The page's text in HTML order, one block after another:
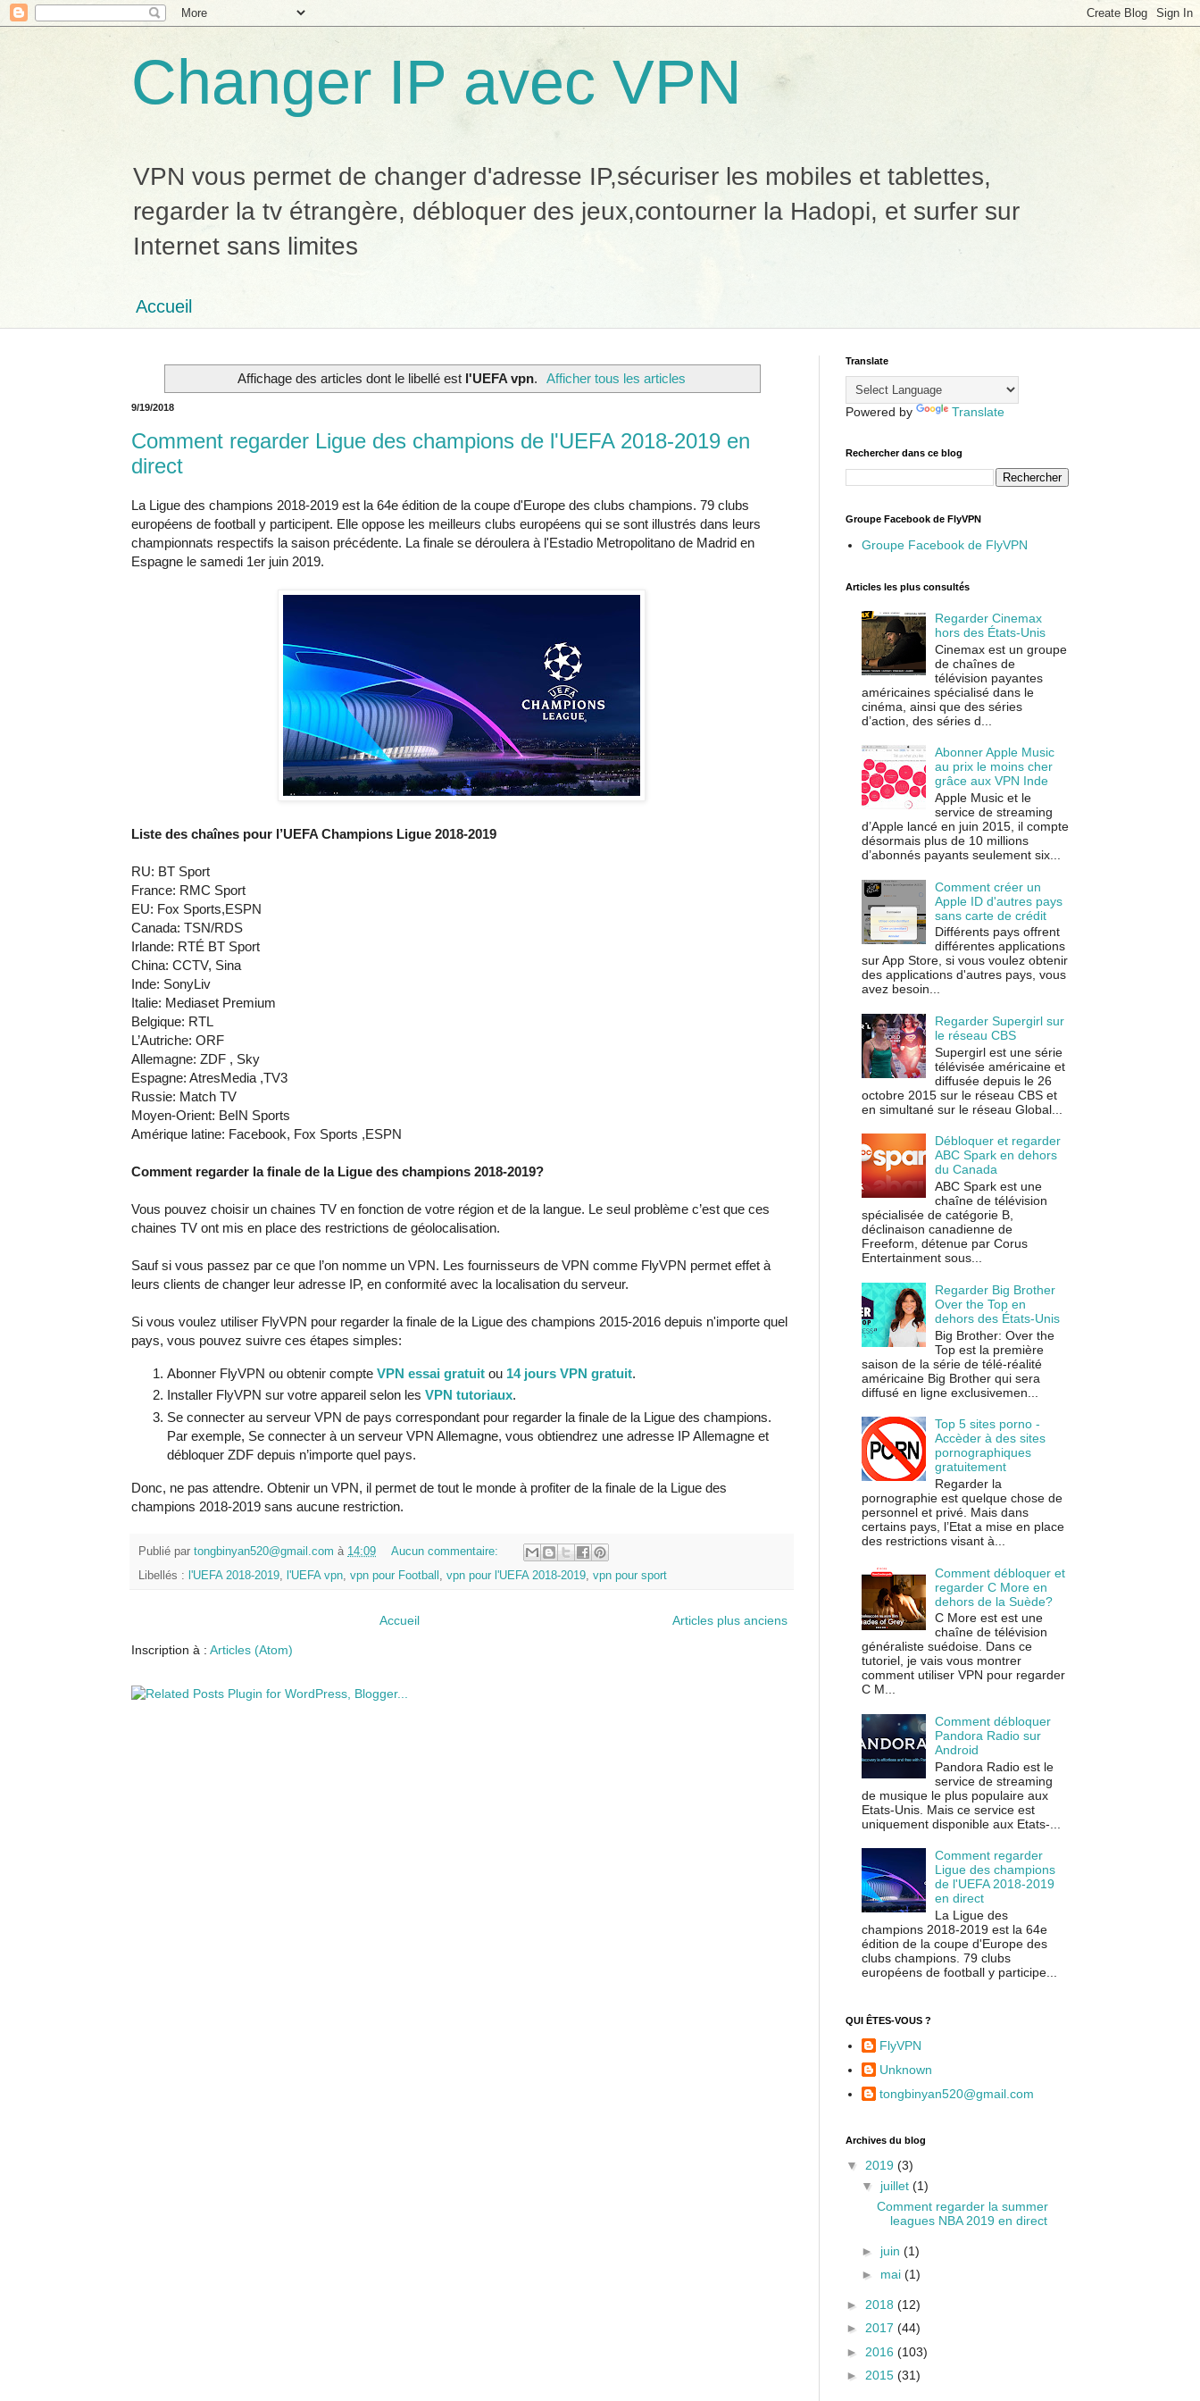
Changer IP avec VPN
VPN vous permet de changer d'adresse IP,sécuriser les mobiles et tablettes,
regarder la tv étrangère, débloquer des jeux,contourner la Hadopi, et surfer sur
Internet sans limites
Accueil
Affichage des articles dont le libellé est l'UEFA vpn. Afficher tous les articles
9/19/2018
Comment regarder Ligue des champions de l'UEFA 2018-2019 en
direct
La Ligue des champions 2018-2019 est la 64e édition de la coupe d'Europe des clubs champions. 79 clubs
européens de football y participent. Elle oppose les meilleurs clubs européens qui se sont illustrés dans leurs
championnats respectifs la saison précédente. La finale se déroulera à l'Estadio Metropolitano de Madrid en
Espagne le samedi 1er juin 2019.
Liste des chaînes pour l’UEFA Champions Ligue 2018-2019
RU: BT Sport
France: RMC Sport
EU: Fox Sports,ESPN
Canada: TSN/RDS
Irlande: RTÉ BT Sport
China: CCTV, Sina
Inde: SonyLiv
Italie: Mediaset Premium
Belgique: RTL
L’Autriche: ORF
Allemagne: ZDF , Sky
Espagne: AtresMedia ,TV3
Russie: Match TV
Moyen-Orient: BeIN Sports
Amérique latine: Facebook, Fox Sports ,ESPN
Comment regarder la finale de la Ligue des champions 2018-2019?
Vous pouvez choisir un chaines TV en fonction de votre région et de la langue. Le seul problème c’est que ces
chaines TV ont mis en place des restrictions de géolocalisation.
Sauf si vous passez par ce que l’on nomme un VPN. Les fournisseurs de VPN comme FlyVPN permet effet à
leurs clients de changer leur adresse IP, en conformité avec la localisation du serveur.
Si vous voulez utiliser FlyVPN pour regarder la finale de la Ligue des champions 2015-2016 depuis n'importe quel
pays, vous pouvez suivre ces étapes simples:
Abonner FlyVPN ou obtenir compte VPN essai gratuit ou 14 jours VPN gratuit.
Installer FlyVPN sur votre appareil selon les VPN tutoriaux.
Se connecter au serveur VPN de pays correspondant pour regarder la finale de la Ligue des champions.
Par exemple, Se connecter à un serveur VPN Allemagne, vous obtiendrez une adresse IP Allemagne et
débloquer ZDF depuis n’importe quel pays.
Donc, ne pas attendre. Obtenir un VPN, il permet de tout le monde à profiter de la finale de la Ligue des
champions 2018-2019 sans aucune restriction.
Publié par tongbinyan520@gmail.com à 14:09
Aucun commentaire:
Libellés : l'UEFA 2018-2019, l'UEFA vpn, vpn pour Football , vpn pour l'UEFA 2018-2019, vpn pour sport
Articles plus anciens
Accueil
Inscription à : Articles (Atom)
Translate
Powered by Translate
Rechercher dans ce blog
Groupe Facebook de FlyVPN
Groupe Facebook de FlyVPN
Articles les plus consultés
Regarder Cinemax
hors des États-Unis
Cinemax est un groupe
de chaînes de
télévision payantes
américaines spécialisé dans le
cinéma, ainsi que des séries
d’action, des séries d...
Abonner Apple Music
au prix le moins cher
grâce aux VPN Inde
Apple Music et le
service de streaming
d’Apple lancé en juin 2015, il compte
désormais plus de 10 millions
d’abonnés payants seulement six...
Comment créer un
Apple ID d'autres pays
sans carte de crédit
Différents pays offrent
différentes applications
sur App Store, si vous voulez obtenir
des applications d'autres pays, vous
avez besoin...
Regarder Supergirl sur
le réseau CBS
Supergirl est une série
télévisée américaine et
diffusée depuis le 26
octobre 2015 sur le réseau CBS et
en simultané sur le réseau Global...
Débloquer et regarder
ABC Spark en dehors
du Canada
ABC Spark est une
chaîne de télévision
spécialisée de catégorie B,
déclinaison canadienne de
Freeform, détenue par Corus
Entertainment sous...
Regarder Big Brother
Over the Top en
dehors des États-Unis
Big Brother: Over the
Top est la première
saison de la série de télé-réalité
américaine Big Brother qui sera
diffusé en ligne exclusivemen...
Top 5 sites porno -
Accèder à des sites
pornographiques
gratuitement
Regarder la
pornographie est quelque chose de
personnel et privé. Mais dans
certains pays, l’Etat a mise en place
des restrictions visant à...
Comment débloquer et
regarder C More en
dehors de la Suède?
C More est est une
chaîne de télévision
généraliste suédoise. Dans ce
tutoriel, je vais vous montrer
comment utiliser VPN pour regarder
C M...
Comment débloquer
Pandora Radio sur
Android
Pandora Radio est le
service de streaming
de musique le plus populaire aux
Etats-Unis. Mais ce service est
uniquement disponible aux Etats-...
Comment regarder
Ligue des champions
de l'UEFA 2018-2019
en direct
La Ligue des
champions 2018-2019 est la 64e
édition de la coupe d'Europe des
clubs champions. 79 clubs
européens de football y participe...
QUI ÊTES-VOUS ?
FlyVPN
Unknown
tongbinyan520@gmail.com
Archives du blog
▼ 2019 (3)
▼ juillet (1)
Comment regarder la summer
leagues NBA 2019 en direct
► juin (1)
► mai (1)
► 2018 (12)
► 2017 (44)
► 2016 (103)
► 2015 (31)